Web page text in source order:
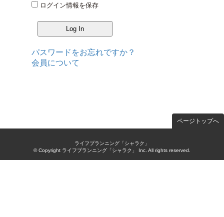
ログイン情報を保存
パスワードをお忘れですか？
会員について
ページトップへ
ライフプランニング「シャラク」
© Copyright ライフプランニング「シャラク」 Inc. All rights reserved.